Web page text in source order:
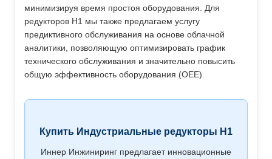
минимизируя время простоя оборудования. Для
редукторов H1 мы также предлагаем услугу
предиктивного обслуживания на основе облачной
аналитики, позволяющую оптимизировать график
технического обслуживания и значительно повысить
общую эффективность оборудования (OEE).
Купить Индустриальные редукторы H1
Иннер Инжиниринг предлагает инновационные